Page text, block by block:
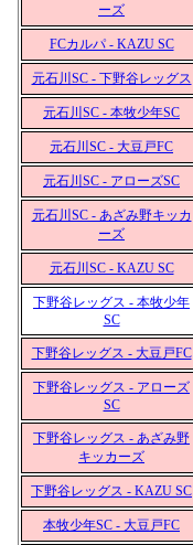
ーズ
FCカルパ - KAZU SC
元石川SC - 下野谷レッグス
元石川SC - 本牧少年SC
元石川SC - 大豆戸FC
元石川SC - アローズSC
元石川SC - あざみ野キッカ
ーズ
元石川SC - KAZU SC
下野谷レッグス - 本牧少年
SC
下野谷レッグス - 大豆戸FC
下野谷レッグス - アローズ
SC
下野谷レッグス - あざみ野
キッカーズ
下野谷レッグス - KAZU SC
本牧少年SC - 大豆戸FC